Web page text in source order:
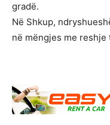
gradë.
Në Shkup,
në mëngjes me